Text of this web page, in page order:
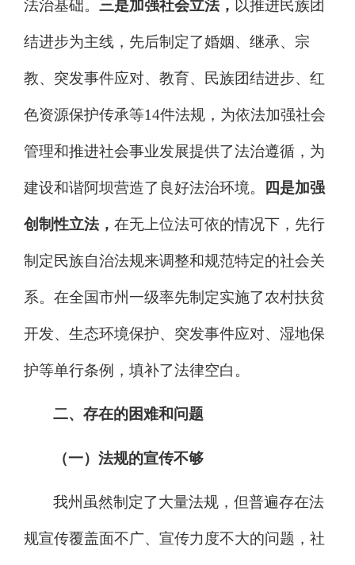
法治基础。 三是加强社会立法 ， 以推进民族团
结进步为主线，先后制定了婚姻、继承、宗
教、突发事件应对、教育、民族团结进步、红
色资源保护传承等14件法规，为依法加强社会
管理和推进社会事业发展提供了法治遵循 ， 为
建设和谐阿坝营造了良好法治环境。 四是加强
创制性立法， 在无上位法可依的情况下，先行
制定民族自治法规来调整和规范特定的社会关
系。在全国市州一级率先制定实施了农村扶贫
开发、生态环境保护、突发事件应对、湿地保
护等单行条例，填补了法律空白。
二、存在的困难和问题
（一）法规的宣传不够
我州虽然制定了大量法规，但普遍存在法
规宣传覆盖面不广、宣传力度不大的问题，社